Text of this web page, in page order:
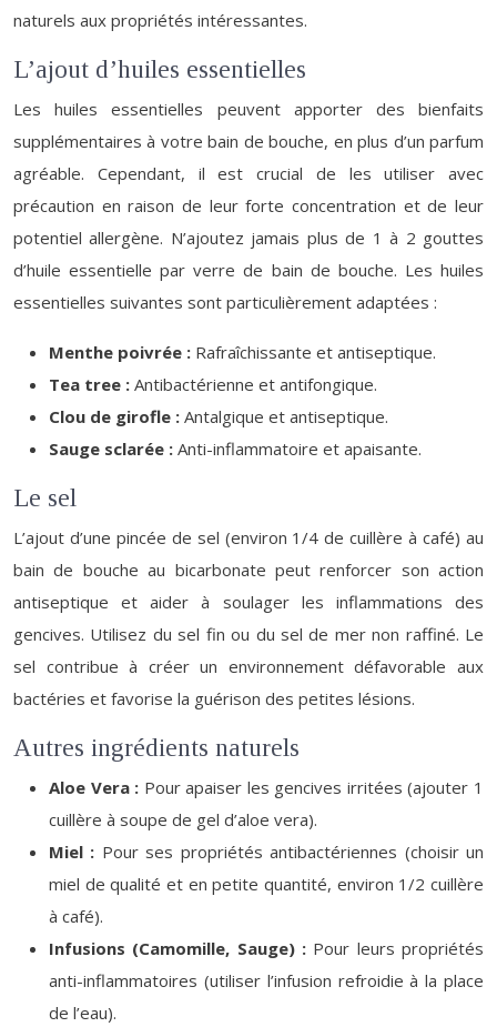
naturels aux propriétés intéressantes.
L’ajout d’huiles essentielles
Les huiles essentielles peuvent apporter des bienfaits
supplémentaires à votre bain de bouche, en plus d’un parfum
agréable. Cependant, il est crucial de les utiliser avec
précaution en raison de leur forte concentration et de leur
potentiel allergène. N’ajoutez jamais plus de 1 à 2 gouttes
d’huile essentielle par verre de bain de bouche. Les huiles
essentielles suivantes sont particulièrement adaptées :
Menthe poivrée : Rafraîchissante et antiseptique.
Tea tree : Antibactérienne et antifongique.
Clou de girofle : Antalgique et antiseptique.
Sauge sclarée : Anti-inflammatoire et apaisante.
Le sel
L’ajout d’une pincée de sel (environ 1/4 de cuillère à café) au
bain de bouche au bicarbonate peut renforcer son action
antiseptique et aider à soulager les inflammations des
gencives. Utilisez du sel fin ou du sel de mer non raffiné. Le
sel contribue à créer un environnement défavorable aux
bactéries et favorise la guérison des petites lésions.
Autres ingrédients naturels
Aloe Vera : Pour apaiser les gencives irritées (ajouter 1
cuillère à soupe de gel d’aloe vera).
Miel : Pour ses propriétés antibactériennes (choisir un
miel de qualité et en petite quantité, environ 1/2 cuillère
à café).
Infusions (Camomille, Sauge) : Pour leurs propriétés
anti-inflammatoires (utiliser l’infusion refroidie à la place
de l’eau).